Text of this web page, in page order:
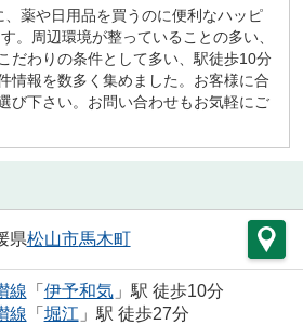
薬や日用品を買うのに便利なハッピ
。周辺環境が整っていることの多い、
だわりの条件として多い、駅徒歩10分
情報を数多く集めました。お客様に合
び下さい。お問い合わせもお気軽にご
県松山市馬木町
線 「 伊予和気」駅 徒歩10分
線 「 堀江 」駅 徒歩27分